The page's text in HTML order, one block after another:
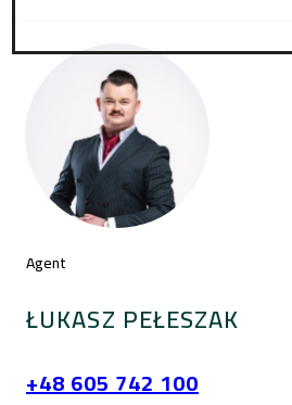
Agent
ŁUKASZ PEŁESZAK
+48 605 742 100